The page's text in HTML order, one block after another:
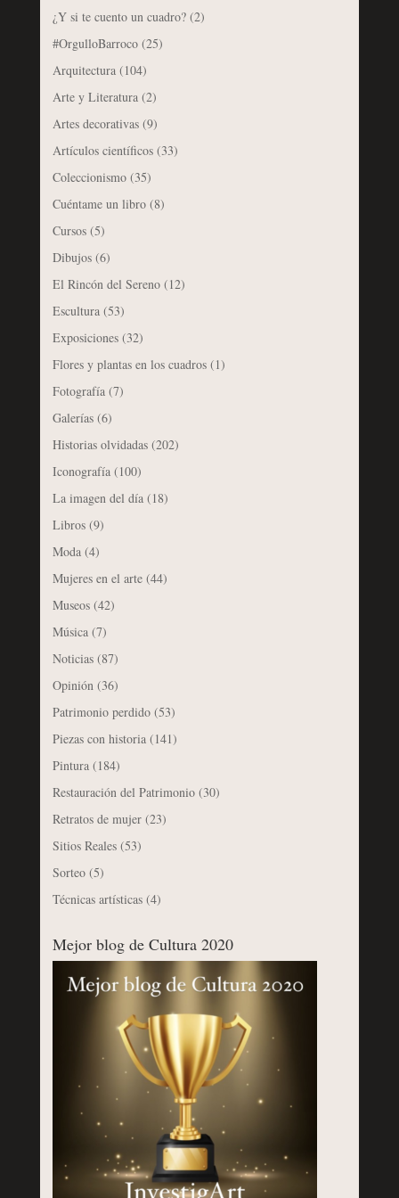
¿Y si te cuento un cuadro?(2)
#OrgulloBarroco(25)
Arquitectura(104)
Arte y Literatura(2)
Artes decorativas(9)
Artículos científicos(33)
Coleccionismo(35)
Cuéntame un libro(8)
Cursos(5)
Dibujos(6)
El Rincón del Sereno(12)
Escultura(53)
Exposiciones(32)
Flores y plantas en los cuadros(1)
Fotografía(7)
Galerías(6)
Historias olvidadas(202)
Iconografía(100)
La imagen del día(18)
Libros(9)
Moda(4)
Mujeres en el arte(44)
Museos(42)
Música(7)
Noticias(87)
Opinión(36)
Patrimonio perdido(53)
Piezas con historia(141)
Pintura(184)
Restauración del Patrimonio(30)
Retratos de mujer(23)
Sitios Reales(53)
Sorteo(5)
Técnicas artísticas(4)
Mejor blog de Cultura 2020